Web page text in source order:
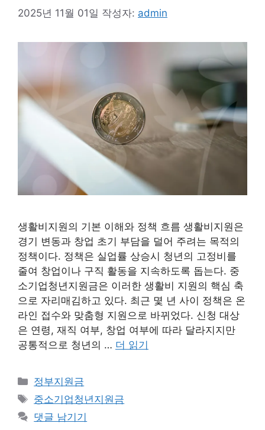
2025년 11월 01일 작성자: admin
생활비지원의 기본 이해와 정책 흐름 생활비지원은
경기 변동과 창업 초기 부담을 덜어 주려는 목적의
정책이다. 정책은 실업률 상승시 청년의 고정비를
줄여 창업이나 구직 활동을 지속하도록 돕는다. 중
소기업청년지원금은 이러한 생활비 지원의 핵심 축
으로 자리매김하고 있다. 최근 몇 년 사이 정책은 온
라인 접수와 맞춤형 지원으로 바뀌었다. 신청 대상
은 연령, 재직 여부, 창업 여부에 따라 달라지지만
공통적으로 청년의 … 더 읽기
카
테
고
리
정부지원금
태
그
중소기업청년지원금
댓글 남기기